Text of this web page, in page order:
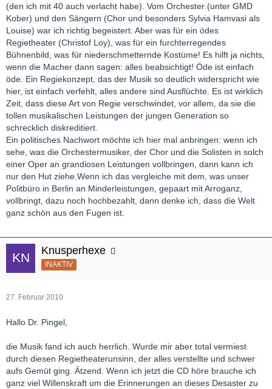
(den ich mit 40 auch verlacht habe). Vom Orchester (unter GMD
Kober) und den Sängern (Chor und besonders Sylvia Hamvasi als
Louise) war ich richtig begeistert. Aber was für ein ödes
Regietheater (Christof Loy), was für ein furchterregendes
Bühnenbild, was für niederschmetternde Kostüme! Es hilft ja nichts,
wenn die Macher dann sagen: alles beabsichtigt! Öde ist einfach
öde. Ein Regiekonzept, das der Musik so deutlich widerspricht wie
hier, ist einfach verfehlt, alles andere sind Ausflüchte. Es ist wirklich
Zeit, dass diese Art von Regie verschwindet, vor allem, da sie die
tollen musikalischen Leistungen der jungen Generation so
schrecklich diskreditiert.
Ein politisches Nachwort möchte ich hier mal anbringen: wenn ich
sehe, was die Orchestermusiker, der Chor und die Solisten in solch
einer Oper an grandiosen Leistungen vollbringen, dann kann ich
nur den Hut ziehe.Wenn ich das vergleiche mit dem, was unser
Politbüro in Berlin an Minderleistungen, gepaart mit Arroganz,
vollbringt, dazu noch hochbezahlt, dann denke ich, dass die Welt
ganz schön aus den Fugen ist.
Knusperhexe
INAKTIV
27. Februar 2010
Hallo Dr. Pingel,
die Musik fand ich auch herrlich. Wurde mir aber total vermiest
durch diesen Regietheaterunsinn, der alles verstellte und schwer
aufs Gemüt ging. Ätzend. Wenn ich jetzt die CD höre brauche ich
ganz viel Willenskraft um die Erinnerungen an dieses Desaster zu